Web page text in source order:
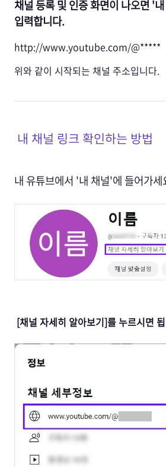
채널 등록 및 인증 화면이 나오면 '
입력합니다.
http://www.youtube.com/@*****
위와 같이 시작되는 채널 주소입니다.
내 채널 링크 확인하는 방법
내 유튜브에서 '내 채널'에 들어가세
[채널 자세히 알아보기]를 누르시면